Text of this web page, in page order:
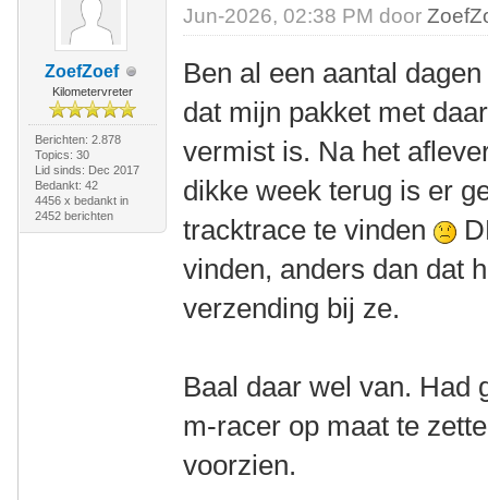
ZoefZoef
Kilometervreter
Berichten: 2.878
Topics: 30
Lid sinds: Dec 2017
Bedankt: 42
4456 x bedankt in
2452 berichten
Jun-2026, 02:38 PM door
Ben al een aantal
dat mijn pakket met
vermist is. Na het
dikke week terug is er
tracktrace te vinden
vinden, anders dan dat
verzending bij ze.
Baal daar wel van. Had
m-racer op maat te
voorzien.